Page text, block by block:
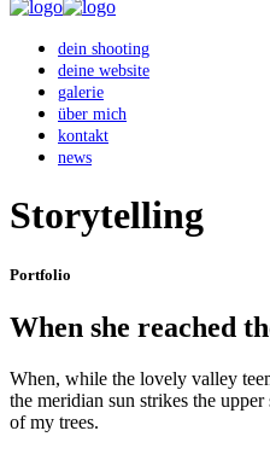
dein shooting
deine website
galerie
über mich
kontakt
news
Storytelling
Portfolio
When she reached
When, while the lovely valley
the meridian sun strikes the
of my trees.